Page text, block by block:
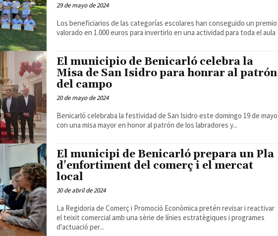
29 de mayo de 2024
Los beneficiarios de las categorías escolares han conseguido un premio
valorado en 1.000 euros para invertirlo en una actividad para toda el aula
El municipio de Benicarló celebra la
Misa de San Isidro para honrar al patrón
del campo
20 de mayo de 2024
Benicarló celebraba la festividad de San Isidro este domingo 19 de mayo
con una misa mayor en honor al patrón de los labradores y...
El municipi de Benicarló prepara un Pla
d'enfortiment del comerç i el mercat
local
30 de abril de 2024
La Regidoria de Comerç i Promoció Econòmica pretén revisar i reactivar
el teixit comercial amb una sèrie de línies estratègiques i programes
d'actuació per...